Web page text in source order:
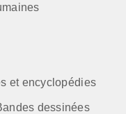
et encyclopédies
dessinées